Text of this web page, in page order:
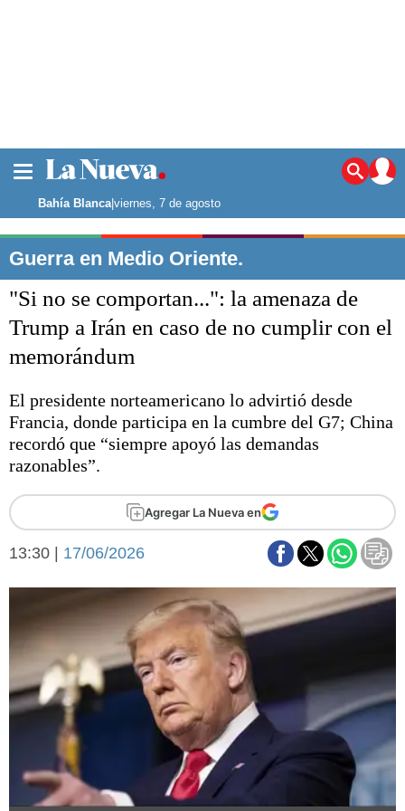
Noticias
La ciudad
Punta Alta
El país
El mundo
Seguridad
Liga del Sur
Básquetbol
Fútbol
Arte y cultura
Cines
Economía y campo
Economía y finanzas
Con el campo
Espacio empresas
Sociedad y tiempo
libre
Sociedad
Tecnología
Turismo
Salud
Es viral
El tiempo
Fúnebres
Clasificados
Bahía Blanca|viernes, 7 de agosto
Guerra en Medio Oriente.
"Si no se comportan...": la amenaza de
Trump a Irán en caso de no cumplir con el
memorándum
El presidente norteamericano lo advirtió desde
Francia, donde participa en la cumbre del G7; China
recordó que “siempre apoyó las demandas
razonables”.
Agregar La Nueva en
13:30 | 17/06/2026